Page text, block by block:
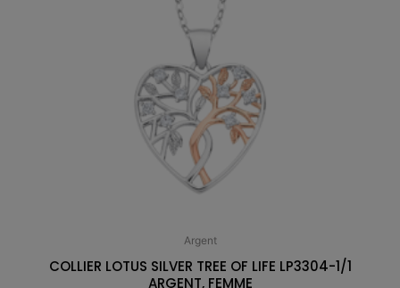
Argent
COLLIER LOTUS SILVER TREE OF LIFE LP3304-1/1
ARGENT, FEMME